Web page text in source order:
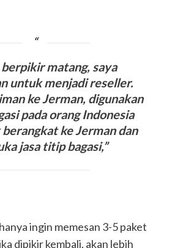
berpikir matang, saya
untuk menjadi reseller.
ke Jerman, digunakan
pada orang Indonesia
ke Jerman dan
jasa titip bagasi,”
ingin memesan 3-5 paket
dipikir kembali, akan lebih